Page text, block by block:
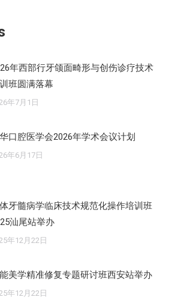
年西部行牙颌面畸形与创伤诊疗技术
班圆满落幕
年7月1日
口腔医学会2026年学术会议计划
年6月17日
牙髓病学临床技术规范化操作培训班
汕尾站举办
年12月22日
美学精准修复专题研讨班西安站举办
年12月22日